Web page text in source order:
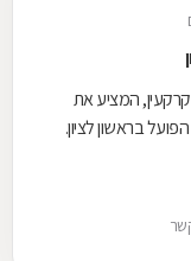
המציע את
בראשון לציון.